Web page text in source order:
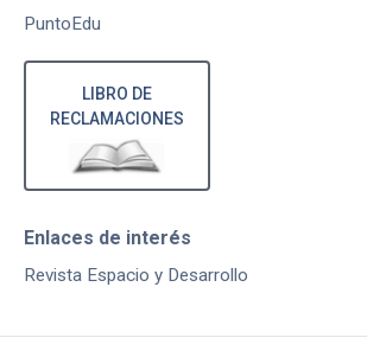
PuntoEdu
LIBRO DE
RECLAMACIONES
Enlaces de interés
Revista Espacio y Desarrollo